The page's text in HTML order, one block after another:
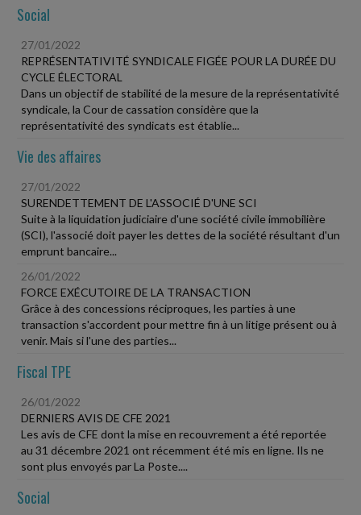
Social
27/01/2022
REPRÉSENTATIVITÉ SYNDICALE FIGÉE POUR LA DURÉE DU
CYCLE ÉLECTORAL
Dans un objectif de stabilité de la mesure de la représentativité
syndicale, la Cour de cassation considère que la
représentativité des syndicats est établie...
Vie des affaires
27/01/2022
SURENDETTEMENT DE L'ASSOCIÉ D'UNE SCI
Suite à la liquidation judiciaire d'une société civile immobilière
(SCI), l'associé doit payer les dettes de la société résultant d'un
emprunt bancaire...
26/01/2022
FORCE EXÉCUTOIRE DE LA TRANSACTION
Grâce à des concessions réciproques, les parties à une
transaction s'accordent pour mettre fin à un litige présent ou à
venir. Mais si l'une des parties...
Fiscal TPE
26/01/2022
DERNIERS AVIS DE CFE 2021
Les avis de CFE dont la mise en recouvrement a été reportée
au 31 décembre 2021 ont récemment été mis en ligne. Ils ne
sont plus envoyés par La Poste....
Social